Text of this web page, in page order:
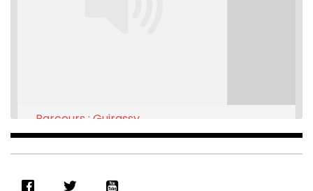
RSS FEED
Parcours : Guirassy
Feb 16, 2021 • 28:08